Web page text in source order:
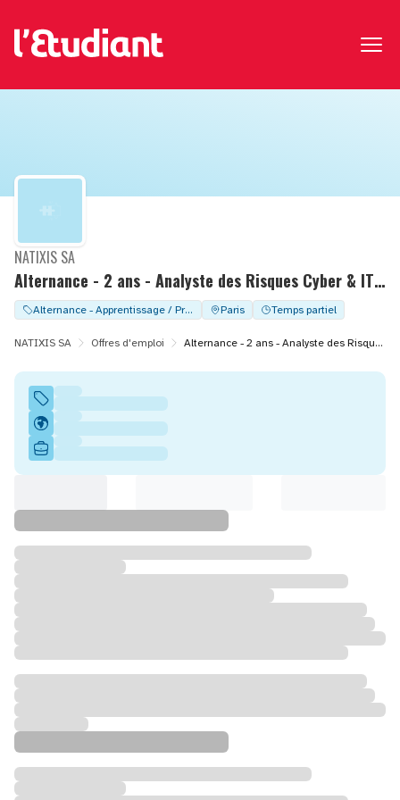
Alternance - 2 ans - Analyste des Risques Cyber & IT F/H
NATIXIS SA
Alternance - Apprentissage / Professionalisation Paris Temps partiel
NATIXIS SA Offres d'emploi Alternance - 2 ans - Analyste des Risques Cyber & IT F/H